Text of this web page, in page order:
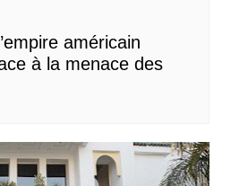
américain
à la menace des